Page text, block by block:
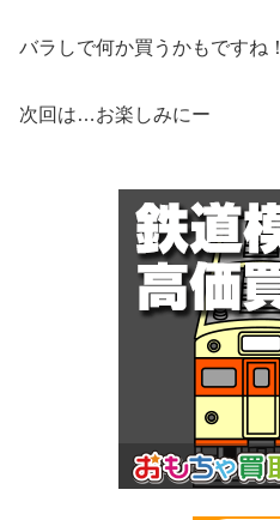
バラしで何か買うかもですね！
次回は…お楽しみにー